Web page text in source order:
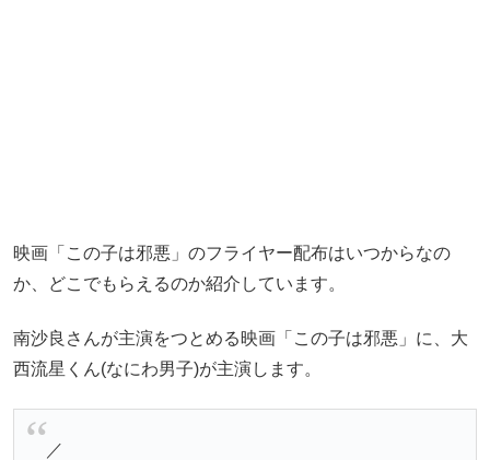
映画「この子は邪悪」のフライヤー配布はいつからなの
か、どこでもらえるのか紹介しています。
南沙良さんが主演をつとめる映画「この子は邪悪」に、大
西流星くん(なにわ男子)が主演します。
／